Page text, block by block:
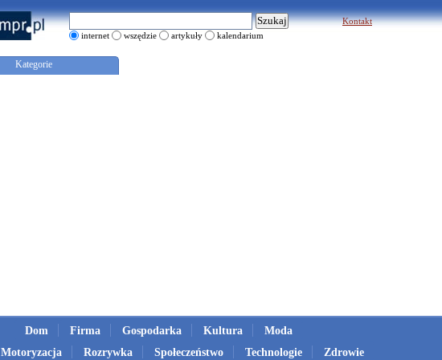
internet wszędzie artykuły kalendarium
Kontakt
Kategorie
Dom Firma Gospodarka Kultura
Moda
Motoryzacja
Rozrywka Społeczeństwo Technologie Zdrowie